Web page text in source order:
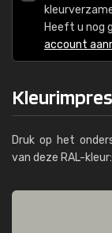
Heeft u nog
account
Druk op het
van deze RAL-kleur: